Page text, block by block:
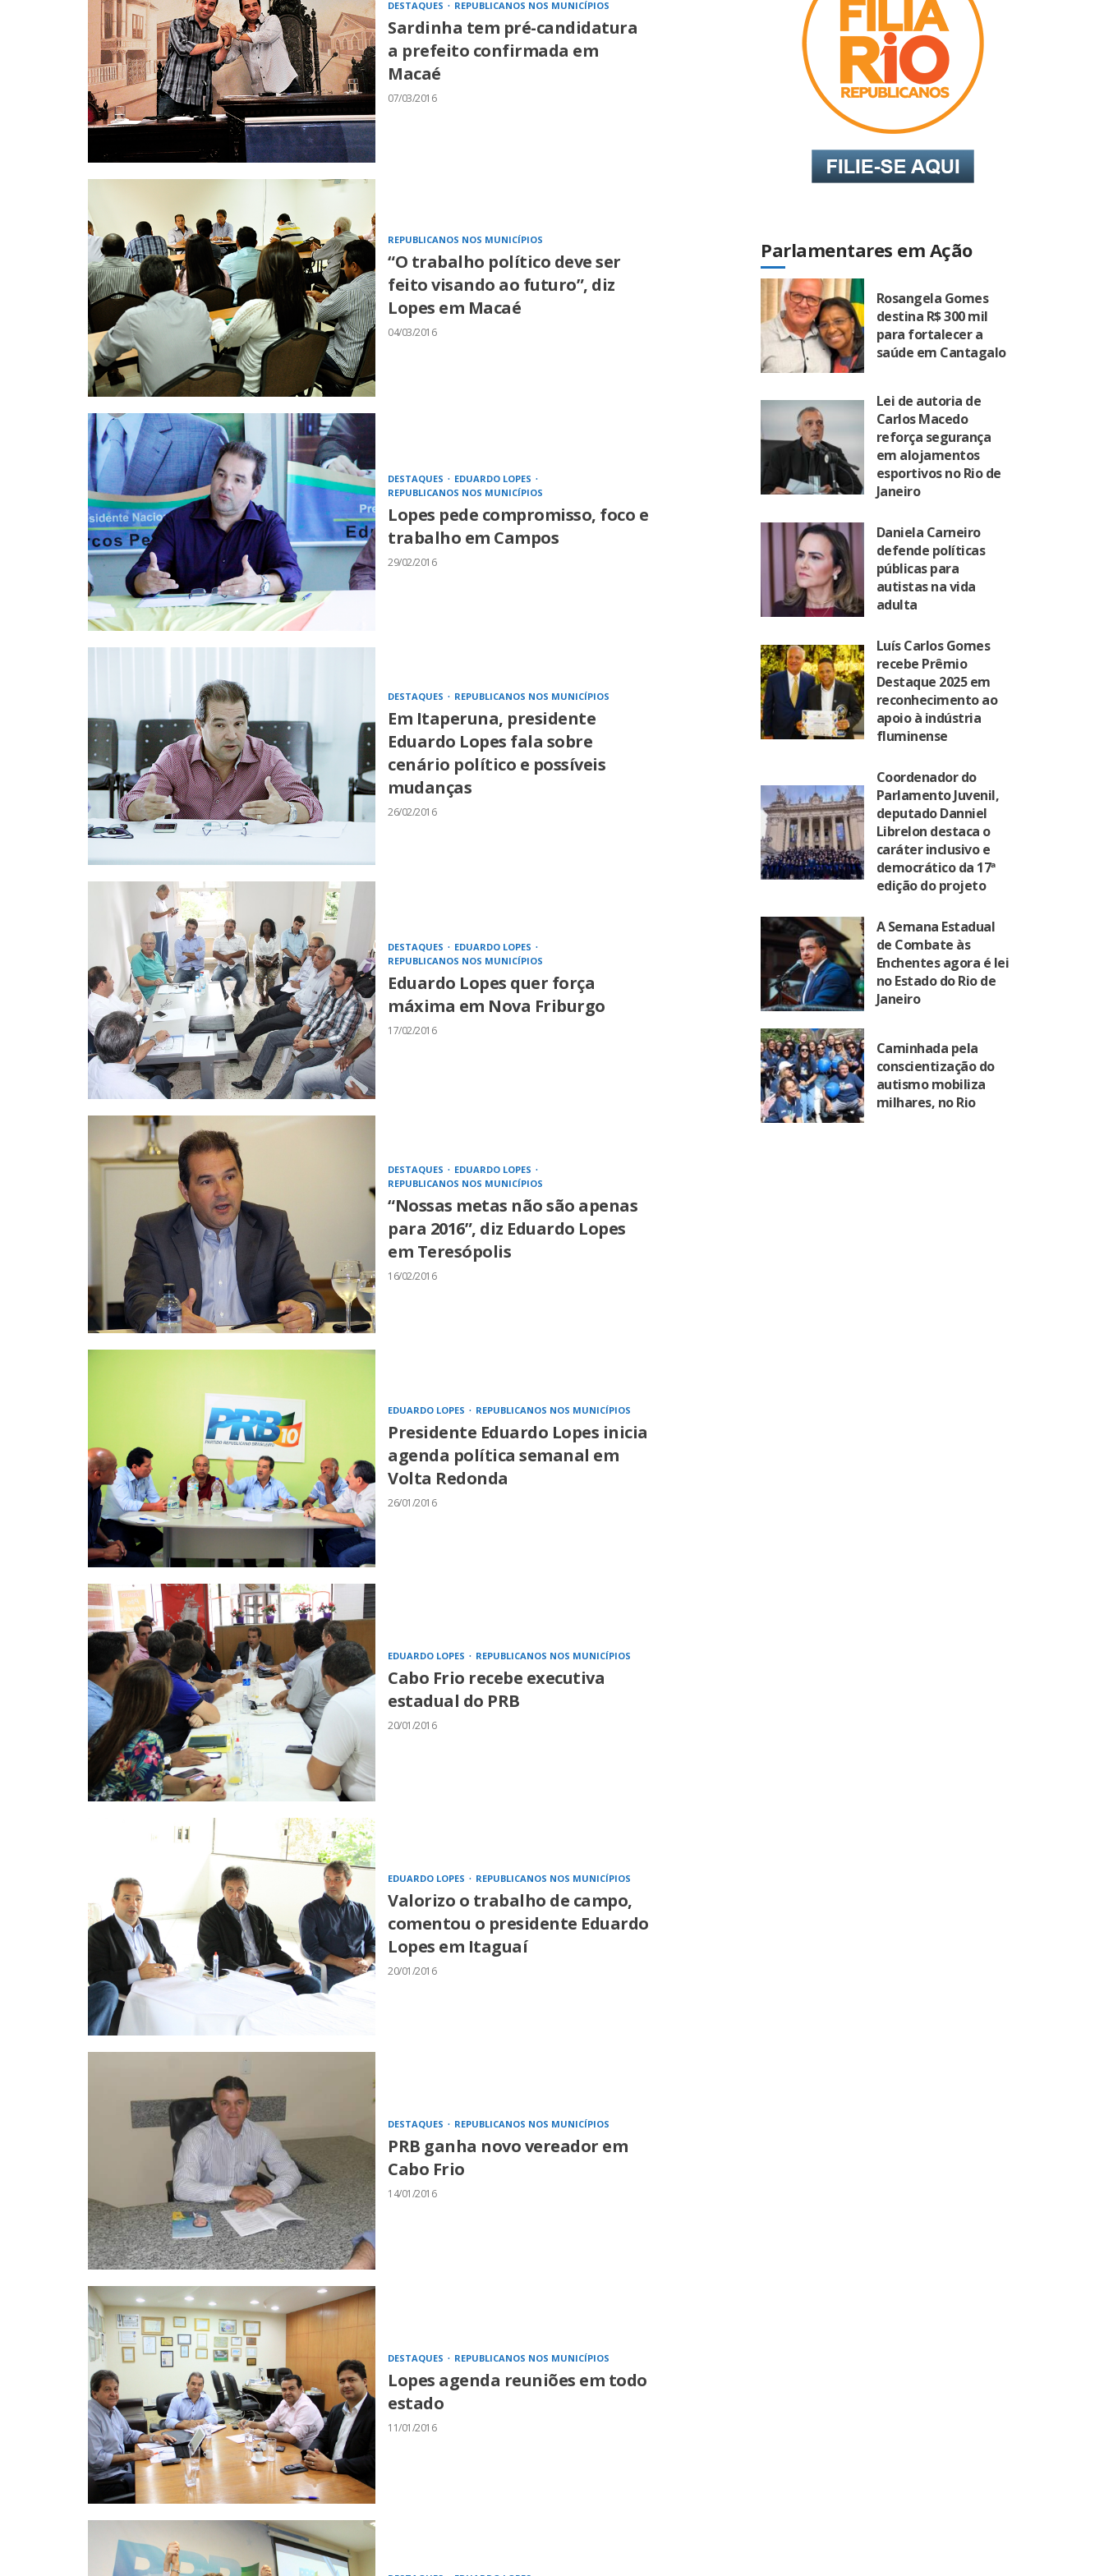
DESTAQUES REPUBLICANOS NOS MUNICÍPIOS
Sardinha tem pré-candidatura
a prefeito confirmada em
Macaé
07/03/2016
REPUBLICANOS NOS MUNICÍPIOS
“O trabalho político deve ser
feito visando ao futuro”, diz
Lopes em Macaé
04/03/2016
DESTAQUES
EDUARDO LOPES
REPUBLICANOS NOS MUNICÍPIOS
Lopes pede compromisso, foco e
trabalho em Campos
29/02/2016
DESTAQUES REPUBLICANOS NOS MUNICÍPIOS
Em Itaperuna, presidente
Eduardo Lopes fala sobre
cenário político e possíveis
mudanças
26/02/2016
DESTAQUES
EDUARDO LOPES
REPUBLICANOS NOS MUNICÍPIOS
Eduardo Lopes quer força
máxima em Nova Friburgo
17/02/2016
DESTAQUES
EDUARDO LOPES
REPUBLICANOS NOS MUNICÍPIOS
“Nossas metas não são apenas
para 2016”, diz Eduardo Lopes
em Teresópolis
16/02/2016
EDUARDO LOPES REPUBLICANOS NOS MUNICÍPIOS
Presidente Eduardo Lopes inicia
agenda política semanal em
Volta Redonda
26/01/2016
EDUARDO LOPES REPUBLICANOS NOS MUNICÍPIOS
Cabo Frio recebe executiva
estadual do PRB
20/01/2016
EDUARDO LOPES REPUBLICANOS NOS MUNICÍPIOS
Valorizo o trabalho de campo,
comentou o presidente Eduardo
Lopes em Itaguaí
20/01/2016
DESTAQUES REPUBLICANOS NOS MUNICÍPIOS
PRB ganha novo vereador em
Cabo Frio
14/01/2016
DESTAQUES REPUBLICANOS NOS MUNICÍPIOS
Lopes agenda reuniões em todo
estado
11/01/2016
Parlamentares em Ação
Rosangela Gomes
destina R$ 300 mil
para fortalecer a
saúde em Cantagalo
Lei de autoria de
Carlos Macedo
reforça segurança
em alojamentos
esportivos no Rio de
Janeiro
Daniela Carneiro
defende políticas
públicas para
autistas na vida
adulta
Luís Carlos Gomes
recebe Prêmio
Destaque 2025 em
reconhecimento ao
apoio à indústria
fluminense
Coordenador do
Parlamento Juvenil,
deputado Danniel
Librelon destaca o
caráter inclusivo e
democrático da 17ª
edição do projeto
A Semana Estadual
de Combate às
Enchentes agora é lei
no Estado do Rio de
Janeiro
Caminhada pela
conscientização do
autismo mobiliza
milhares, no Rio